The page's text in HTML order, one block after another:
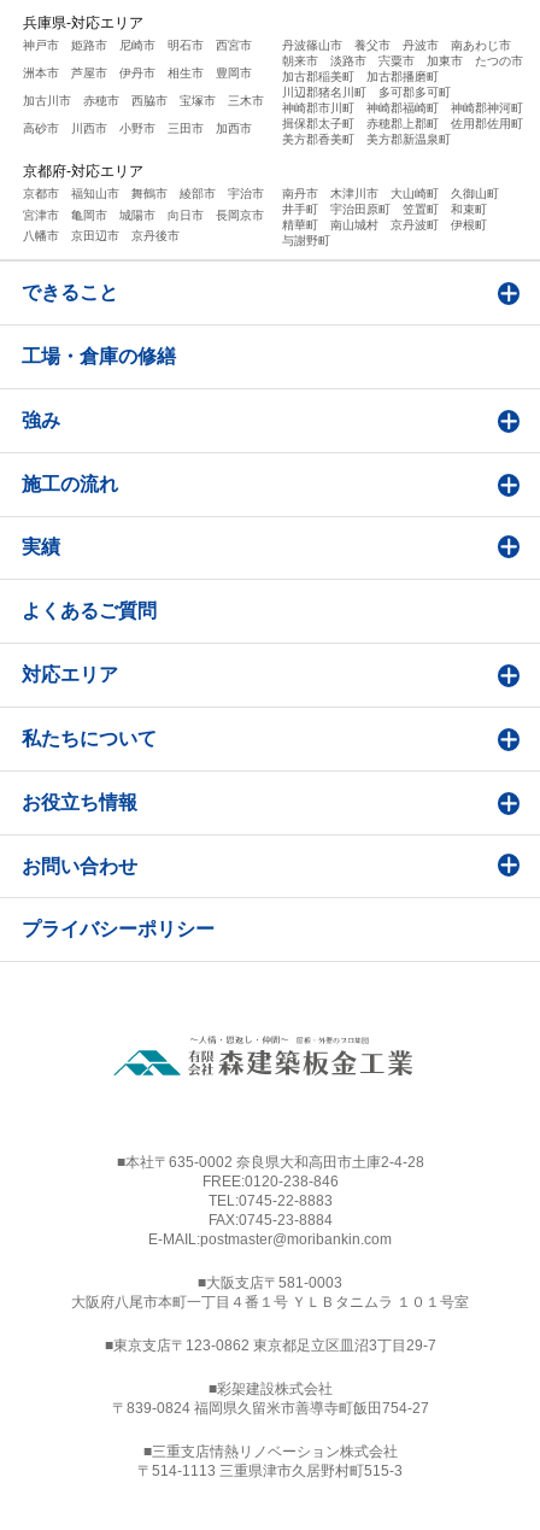
兵庫県-対応エリア
神戸市 姫路市 尼崎市 明石市 西宮市
洲本市 芦屋市 伊丹市 相生市 豊岡市
加古川市 赤穂市 西脇市 宝塚市 三木市
高砂市 川西市 小野市 三田市 加西市
丹波篠山市 養父市 丹波市
南あわじ市
朝来市
淡路市 宍粟市 加東市
たつの市
加古郡稲美町
加古郡播磨町
川辺郡猪名川町
多可郡多可町
神崎郡市川町
神崎郡福崎町
神崎郡神河町
揖保郡太子町
赤穂郡上郡町
佐用郡佐用町
美方郡香美町
美方郡新温泉町
京都府-対応エリア
京都市 福知山市 舞鶴市 綾部市
宇治市
宮津市
亀岡市 城陽市 向日市
長岡京市
八幡市
京田辺市 京丹後市
南丹市 木津川市 大山崎町
久御山町
井手町
宇治田原町 笠置町
和束町
精華町
南山城村 京丹波町
伊根町
与謝野町
できること
工場・倉庫の修繕
強み
施工の流れ
実績
よくあるご質問
対応エリア
私たちについて
お役立ち情報
お問い合わせ
プライバシーポリシー
■本社〒635-0002 奈良県大和高田市土庫2-4-28
FREE:0120-238-846
TEL:0745-22-8883
FAX:0745-23-8884
E-MAIL:postmaster@moribankin.com
■大阪支店〒581-0003
大阪府八尾市本町一丁目４番１号 ＹＬＢタニムラ １０１号室
■東京支店〒123-0862 東京都足立区皿沼3丁目29-7
■彩架建設株式会社
〒839-0824 福岡県久留米市善導寺町飯田754-27
■三重支店情熱リノベーション株式会社
〒514-1113 三重県津市久居野村町515-3